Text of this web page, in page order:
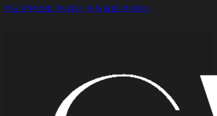
주요 콘텐츠로 건너뛰기 바닥글로 건너뛰기